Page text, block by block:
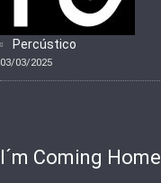
Percústico
03/03/2025
I´m Coming Home